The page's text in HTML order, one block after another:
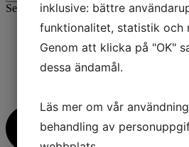
Search for:inklusive: bättre
funktionalitet, statistik och
Genom att klicka på "OK"
dessa ändamål.
Läs mer om vår
behandling av